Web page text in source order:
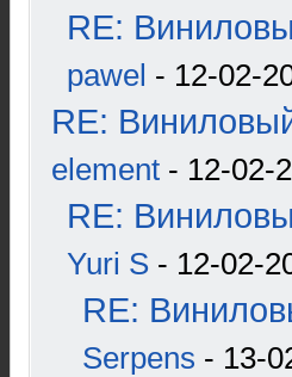
RE:
pawel - 12-02-
RE:
element - 12-02-
RE:
Yuri S - 12-02-
RE:
Serpens - 13-